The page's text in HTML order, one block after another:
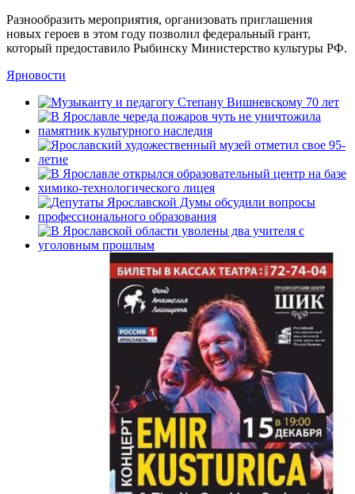
Разнообразить мероприятия, организовать приглашения
новых героев в этом году позволил федеральный грант,
который предоставило Рыбинску Министерство культуры РФ.
Ярновости